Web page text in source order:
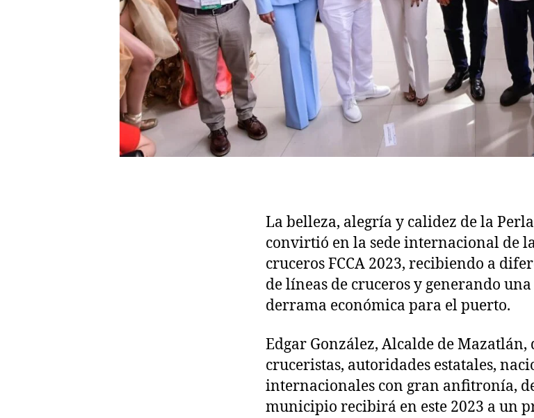
La belleza, alegría y calidez de la
convirtió en la sede internacional de
cruceros FCCA 2023, recibiendo a
de líneas de cruceros y generando
derrama económica para el puerto.
Edgar González, Alcalde de
cruceristas, autoridades estatales,
internacionales con gran anfitronía,
municipio recibirá en este 2023 a un